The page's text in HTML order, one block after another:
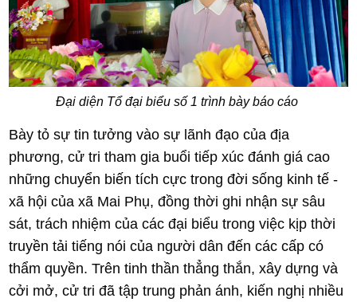
Đại diện Tổ đại biểu số 1 trình bày báo cáo
Bày tỏ sự tin tưởng vào sự lãnh đạo của địa
phương, cử tri tham gia buổi tiếp xúc đánh giá cao
những chuyển biến tích cực trong đời sống kinh tế -
xã hội của xã Mai Phụ, đồng thời ghi nhận sự sâu
sát, trách nhiệm của các đại biểu trong việc kịp thời
truyền tải tiếng nói của người dân đến các cấp có
thẩm quyền. Trên tinh thần thẳng thắn, xây dựng và
cởi mở, cử tri đã tập trung phản ánh, kiến nghị nhiều